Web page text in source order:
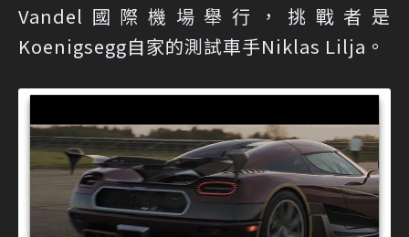
Vandel國際機場舉行，挑戰者是
Koenigsegg自家的測試車手Niklas Lilja。